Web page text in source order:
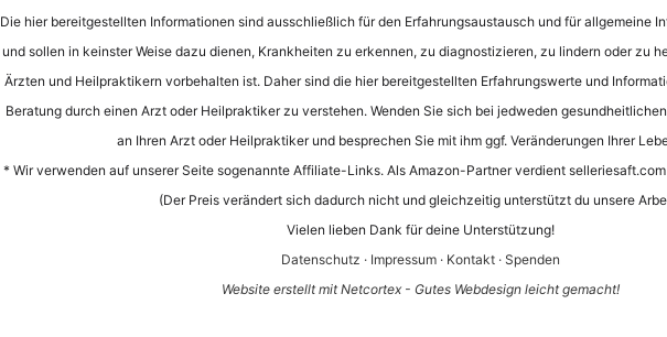
Die hier bereitgestellten Informationen sind ausschließlich für den Erfahrungsaustausch und für allgemeine
und sollen in keinster Weise dazu dienen, Krankheiten zu erkennen, zu diagnostizieren, zu lindern oder zu
Ärzten und Heilpraktikern vorbehalten ist. Daher sind die hier bereitgestellten Erfahrungswerte und
Beratung durch einen Arzt oder Heilpraktiker zu verstehen. Wenden Sie sich bei jedweden
an Ihren Arzt oder Heilpraktiker und besprechen Sie mit ihm ggf. Veränderungen Ihrer
* Wir verwenden auf unserer Seite sogenannte Affiliate-Links. Als Amazon-Partner verdient
(Der Preis verändert sich dadurch nicht und gleichzeitig unterstützt du unsere
Vielen lieben Dank für deine Unterstützung!
Datenschutz · Impressum· Kontakt· Spenden
Website erstellt mit Netcortex - Gutes Webdesign leicht gemacht!